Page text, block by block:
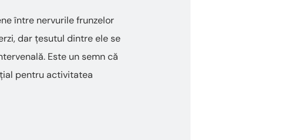
între nervurile frunzelor
dar țesutul dintre ele se
Este un semn că
pentru activitatea